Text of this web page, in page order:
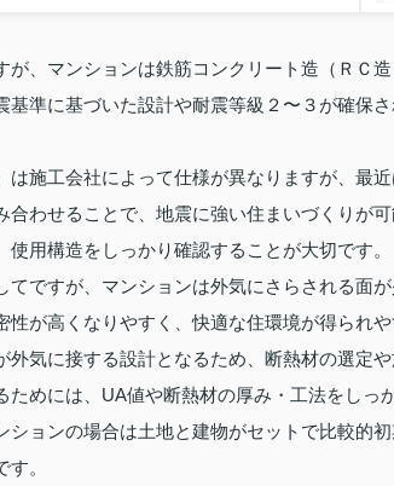
が、マンションは鉄筋コンクリート造（ＲＣ
基準に基づいた設計や耐震等級２〜３が確保
は施工会社によって仕様が異なりますが、最
合わせることで、地震に強い住まいづくりが
用構造をしっかり確認することが大切です。
てですが、マンションは外気にさらされる面
が高くなりやすく、快適な住環境が得られや
外気に接する設計となるため、断熱材の選定
ためには、UA値や断熱材の厚み・工法をしっ
ションの場合は土地と建物がセットで比較的
。